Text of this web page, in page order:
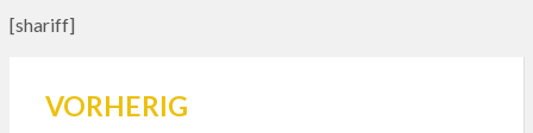
[shariff]
Beitragsnavigation
VORHERIG